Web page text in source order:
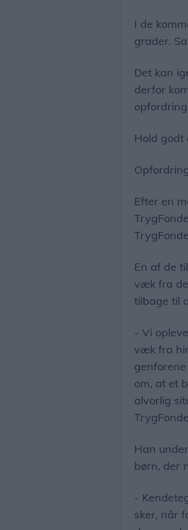
I de
grader.
Det kan
derfor
Hold godt
Efter en
En af de
væk fra
tilbage til
- Vi
væk fra
om, at et
alvorlig
Han
børn, der
-
sker, når